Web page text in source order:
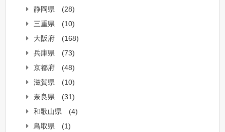
静岡県
(28)
三重県
(10)
大阪府
(168)
兵庫県
(73)
京都府
(48)
滋賀県
(10)
奈良県
(31)
和歌山県
(4)
鳥取県
(1)